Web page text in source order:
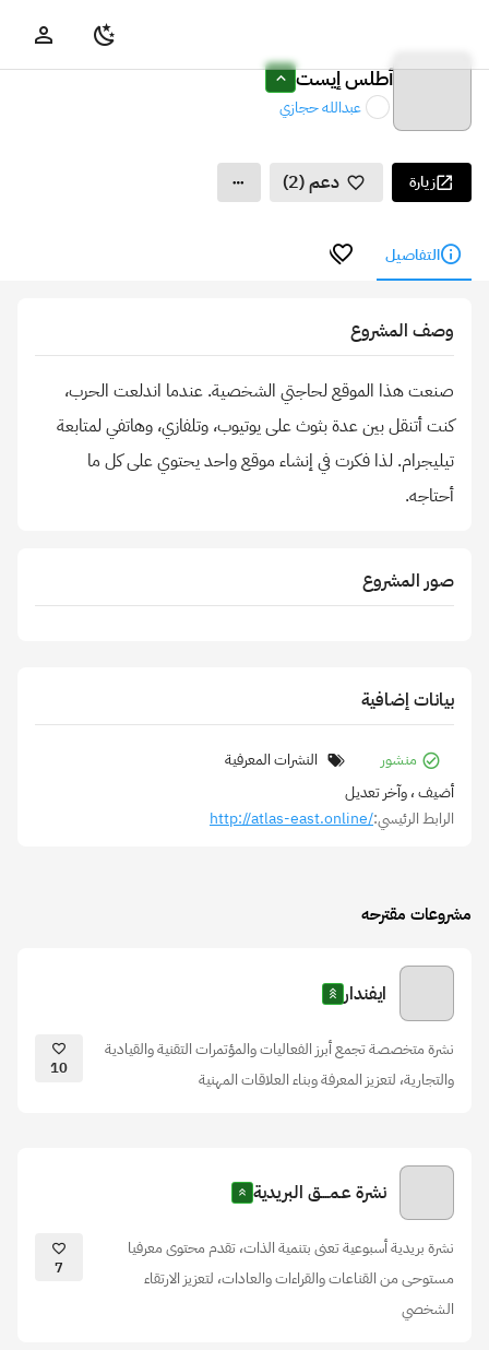
أطلس إيست
عبدالله حجازي
زيارة دعم (2)
التفاصيل
وصف المشروع
صنعت هذا الموقع لحاجتي الشخصية. عندما اندلعت الحرب،
كنت أتنقل بين عدة بثوث على يوتيوب، وتلفازي، وهاتفي لمتابعة
تيليجرام. لذا فكرت في إنشاء موقع واحد يحتوي على كل ما
أحتاجه.
صور المشروع
بيانات إضافية
منشور
النشرات المعرفية
أضيف، وآخر تعديل
الرابط الرئيسي:http://atlas-east.online/
مشروعات مقترحه
ايفندار
نشرة متخصصة تجمع أبرز الفعاليات والمؤتمرات التقنية والقيادية
والتجارية، لتعزيز المعرفة وبناء العلاقات المهنية
10
نشرة عـمــــق البريدية
نشرة بريدية أسبوعية تعنى بتنمية الذات، تقدم محتوى معرفيا
مستوحى من القناعات والقراءات والعادات، لتعزيز الارتقاء
الشخصي
7